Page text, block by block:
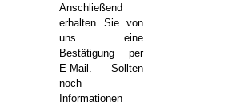
Anschließend
erhalten Sie von
uns eine
Bestätigung per
E-Mail. Sollten
noch
Informationen